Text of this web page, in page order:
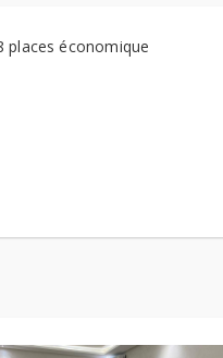
places économique